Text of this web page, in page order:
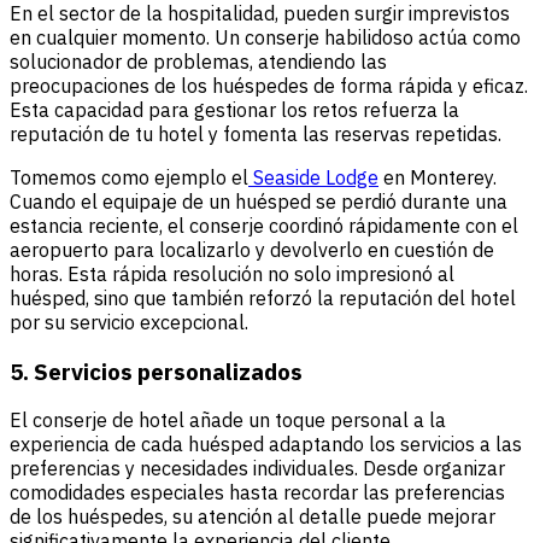
En el sector de la hospitalidad, pueden surgir imprevistos
en cualquier momento. Un conserje habilidoso actúa como
solucionador de problemas, atendiendo las
preocupaciones de los huéspedes de forma rápida y eficaz.
Esta capacidad para gestionar los retos refuerza la
reputación de tu hotel y fomenta las reservas repetidas.
Tomemos como ejemplo el Seaside Lodge en Monterey.
Cuando el equipaje de un huésped se perdió durante una
estancia reciente, el conserje coordinó rápidamente con el
aeropuerto para localizarlo y devolverlo en cuestión de
horas. Esta rápida resolución no solo impresionó al
huésped, sino que también reforzó la reputación del hotel
por su servicio excepcional.
5. Servicios personalizados
El conserje de hotel añade un toque personal a la
experiencia de cada huésped adaptando los servicios a las
preferencias y necesidades individuales. Desde organizar
comodidades especiales hasta recordar las preferencias
de los huéspedes, su atención al detalle puede mejorar